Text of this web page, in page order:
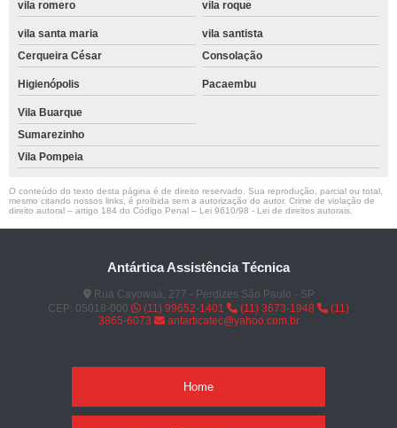
vila romero vila roque
vila santa maria
vila santista
Cerqueira César
Consolação
Higienópolis Pacaembu
Vila Buarque
Sumarezinho
Vila Pompeia
O conteúdo do texto desta página é de direito reservado. Sua reprodução, parcial ou total,
mesmo citando nossos links, é proibida sem a autorização do autor. Crime de violação de
direito autoral – artigo 184 do Código Penal – Lei 9610/98 - Lei de direitos autorais
Antártica Assistência Técnica
Rua Cayowaá, 277 - Perdizes São Paulo - SP
CEP: 05018-000
(11) 99652-1401 (11) 3673-1948
(11)
3865-6073
antarticatec@yahoo.com.br
Home